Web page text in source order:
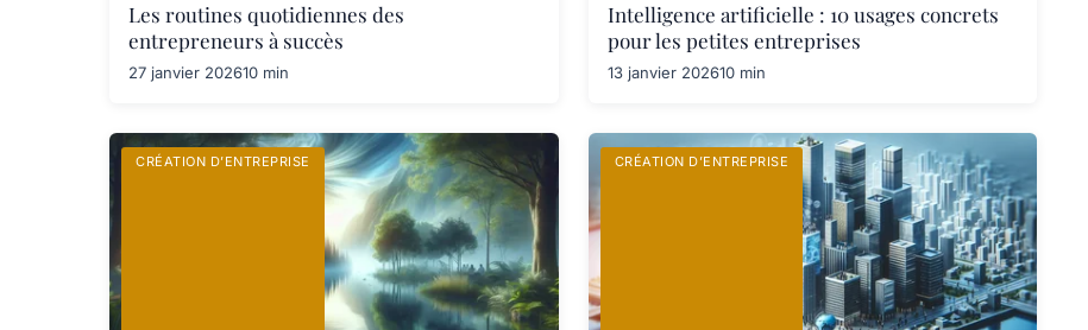
Les routines quotidiennes des
entrepreneurs à succès
27 janvier 202610 min
Intelligence artificielle : 10 usages concrets
pour les petites entreprises
13 janvier 202610 min
CRÉATION D’ENTREPRISE CRÉATION D’ENTREPRISE